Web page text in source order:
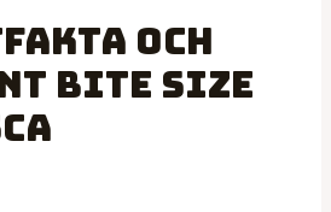
och
Bite Size